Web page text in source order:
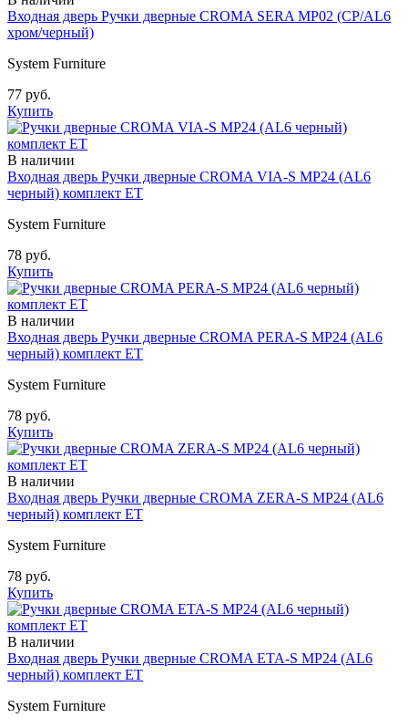
Входная дверь Ручки дверные CROMA SERA MP02 (CP/AL6
хром/черный)
System Furniture
77 руб.
Купить
В наличии
Входная дверь Ручки дверные CROMA VIA-S MP24 (AL6
черный) комплект ET
System Furniture
78 руб.
Купить
В наличии
Входная дверь Ручки дверные CROMA PERA-S MP24 (AL6
черный) комплект ET
System Furniture
78 руб.
Купить
В наличии
Входная дверь Ручки дверные CROMA ZERA-S MP24 (AL6
черный) комплект ET
System Furniture
78 руб.
Купить
В наличии
Входная дверь Ручки дверные CROMA ETA-S MP24 (AL6
черный) комплект ET
System Furniture